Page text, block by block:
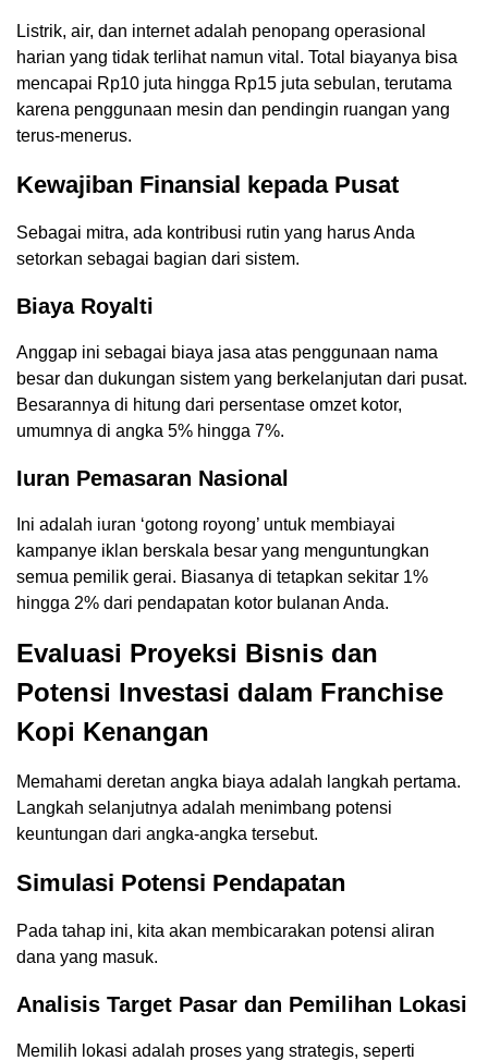
Listrik, air, dan internet adalah penopang operasional
harian yang tidak terlihat namun vital. Total biayanya bisa
mencapai Rp10 juta hingga Rp15 juta sebulan, terutama
karena penggunaan mesin dan pendingin ruangan yang
terus-menerus.
Kewajiban Finansial kepada Pusat
Sebagai mitra, ada kontribusi rutin yang harus Anda
setorkan sebagai bagian dari sistem.
Biaya Royalti
Anggap ini sebagai biaya jasa atas penggunaan nama
besar dan dukungan sistem yang berkelanjutan dari pusat.
Besarannya di hitung dari persentase omzet kotor,
umumnya di angka 5% hingga 7%.
Iuran Pemasaran Nasional
Ini adalah iuran ‘gotong royong’ untuk membiayai
kampanye iklan berskala besar yang menguntungkan
semua pemilik gerai. Biasanya di tetapkan sekitar 1%
hingga 2% dari pendapatan kotor bulanan Anda.
Evaluasi Proyeksi Bisnis dan
Potensi Investasi dalam Franchise
Kopi Kenangan
Memahami deretan angka biaya adalah langkah pertama.
Langkah selanjutnya adalah menimbang potensi
keuntungan dari angka-angka tersebut.
Simulasi Potensi Pendapatan
Pada tahap ini, kita akan membicarakan potensi aliran
dana yang masuk.
Analisis Target Pasar dan Pemilihan Lokasi
Memilih lokasi adalah proses yang strategis, seperti